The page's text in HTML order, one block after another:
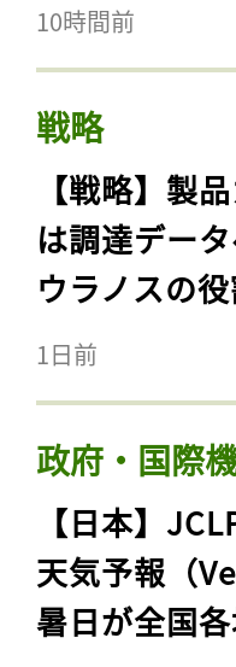
10時間前
戦略
【戦略】製
は調達デー
ウラノスの
1日前
政府・国際
【日本】
天気予報（
暑日が全国